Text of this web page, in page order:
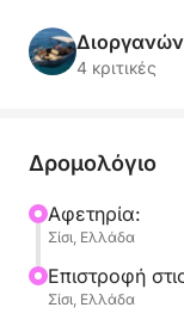
4 κριτικές
Δρομολόγιο
Αφετηρία:
Σίσι, Ελλάδα
Επιστροφή
Σίσι, Ελλάδα